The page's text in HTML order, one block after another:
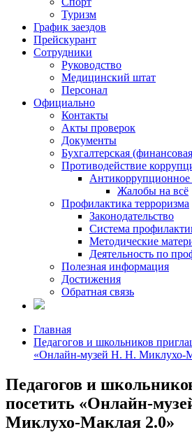
Туризм
График заездов
Прейскурант
Сотрудники
Руководство
Медицинский штат
Персонал
Официально
Контакты
Акты проверок
Документы
Бухгалтерская
Противодействие
Жалобы на всё
Профилактика терроризма
Законодательство
Система
Методические
Деятельность по
Полезная информация
Достижения
Обратная связь
Главная
Педагогов и школьников
«Онлайн-музей Н. Н. Миклухо-
Педагогов и
посетить «Онлайн-
Миклухо-Маклая 2.0»